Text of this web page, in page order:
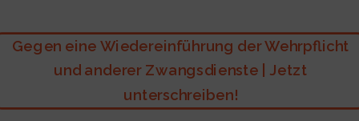
Gegen eine Wiedereinführung der Wehrpflicht
und anderer Zwangsdienste | Jetzt
unterschreiben!